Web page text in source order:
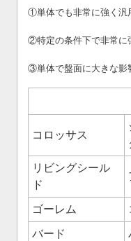
①単体でも非常に強く汎
②特定の条件下で非常に
③単体で盤面に大きな影
コロッサス
リビングシール
ド
ゴーレム
バード